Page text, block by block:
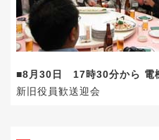
■8月30日 17時30分から 電
新旧役員歓送迎会